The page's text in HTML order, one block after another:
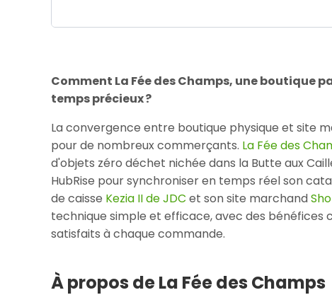
Comment La Fée des Champs, une boutique
temps précieux ?
La convergence entre boutique physique et site
pour de nombreux commerçants. La Fée des
d'objets zéro déchet nichée dans la Butte aux
HubRise pour synchroniser en temps réel son
de caisse Kezia II de JDC et son site marchand
technique simple et efficace, avec des bénéfices
satisfaits à chaque commande.
À propos de La Fée des Champs